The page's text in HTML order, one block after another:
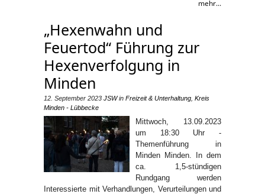
mehr...
„Hexenwahn und
Feuertod“ Führung zur
Hexenverfolgung in
Minden
12. September 2023 JSWin Freizeit & Unterhaltung Kreis
Minden - Lübbecke
Mittwoch, 13.09.2023
um 18:30 Uhr -
Themenführung in
Minden Minden. In dem
ca. 1,5-stündigen
Rundgang werden
Interessierte mit Verhandlungen, Verurteilungen und